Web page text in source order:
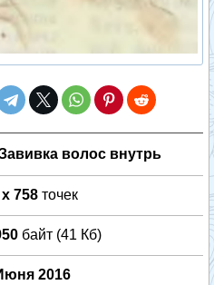
волос внутрь
758 точек
байт (41 Кб)
2016